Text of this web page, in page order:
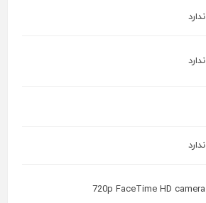
ندارد
ندارد
ندارد
720p FaceTime HD camera